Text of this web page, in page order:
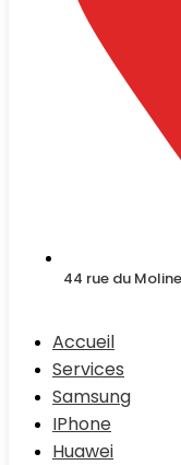
44 rue du
Accueil
Services
Samsung
IPhone
Huawei